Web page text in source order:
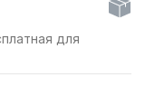
для